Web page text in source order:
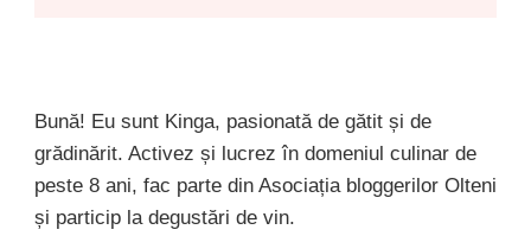
Bună! Eu sunt Kinga, pasionată de gătit și de
grădinărit. Activez și lucrez în domeniul culinar de
peste 8 ani, fac parte din Asociația bloggerilor Olteni
și particip la degustări de vin.